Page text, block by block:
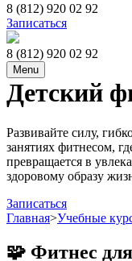
8 (812) 920 02 92
Записаться
8 (812) 920 02 92
Menu
Детский
Развивайте силу,
занятиях фитнесом,
превращается в
здоровому образу
Записаться
Главная>Учебные
🧩 Фитнес